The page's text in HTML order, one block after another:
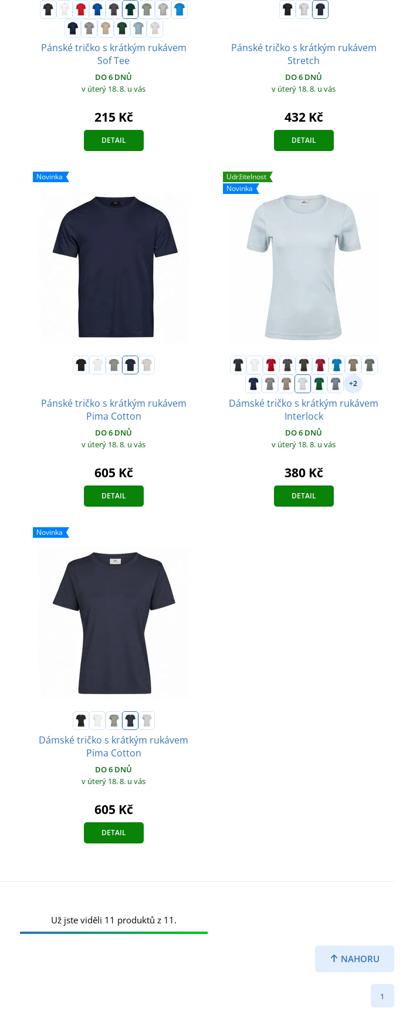
Pánské tričko s krátkým rukávem
Sof Tee
DO 6 DNŮ
v úterý 18. 8. u vás
215 Kč
DETAIL
Pánské tričko s krátkým rukávem
Stretch
DO 6 DNŮ
v úterý 18. 8. u vás
432 Kč
DETAIL
Novinka
Pánské tričko s krátkým rukávem
Pima Cotton
DO 6 DNŮ
v úterý 18. 8. u vás
605 Kč
DETAIL
Udržitelnost
Novinka
+2
Dámské tričko s krátkým rukávem
Interlock
DO 6 DNŮ
v úterý 18. 8. u vás
380 Kč
DETAIL
Novinka
Dámské tričko s krátkým rukávem
Pima Cotton
DO 6 DNŮ
v úterý 18. 8. u vás
605 Kč
DETAIL
NAHORU
Už jste viděli 11 produktů z 11.
1